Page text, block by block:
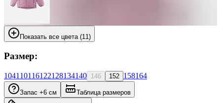
Показать все цвета (11)
Размер:
104110116122128134140 146 152 158164
Запас +6 см Таблица размеров